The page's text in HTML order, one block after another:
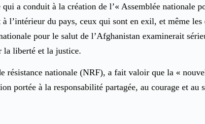
a conduit à la création de l’« Assemblée
du pays, ceux qui sont en exil, et même les
pour le salut de l’Afghanistan examinerait
la liberté et la justice.
résistance nationale (NRF), a fait valoir que la «
portée à la responsabilité partagée, au courage et